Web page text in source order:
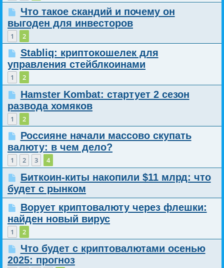
Что такое скандий и почему он
выгоден для инвесторов
1 2
Stabliq: криптокошелек для
управления стейблкоинами
1 2
Hamster Kombat: стартует 2 сезон
развода хомяков
1 2
Россияне начали массово скупать
валюту: в чем дело?
1 2 3 4
Биткоин-киты накопили $11 млрд: что
будет с рынком
Ворует криптовалюту через флешки:
найден новый вирус
1 2
Что будет с криптовалютами осенью
2025: прогноз